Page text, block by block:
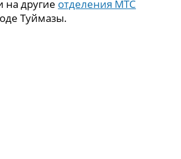
на другие отделения МТС
Туймазы.